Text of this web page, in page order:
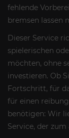
fehlende
bremsen lassen
Dieser Service
spielerischen
möchten, ohne
investieren. Ob
Fortschritt, für
für einen
benötigen: Wir
Service, der